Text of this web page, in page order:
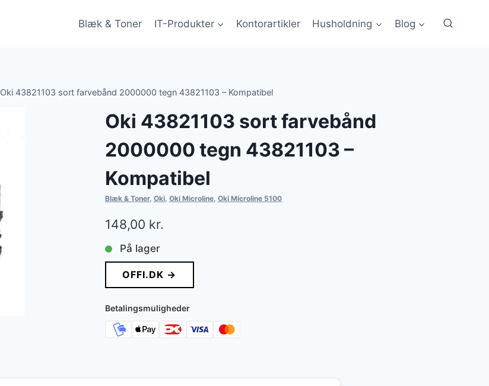
Blæk & Toner IT-Produkter Kontorartikler Husholdning Blog
Oki 43821103 sort farvebånd 2000000 tegn 43821103 – Kompatibel
Oki 43821103 sort farvebånd
2000000 tegn 43821103 –
Kompatibel
Blæk & Toner, Oki, Oki Microline, Oki Microline 5100
148,00 kr.
På lager
OFFI.DK →
Betalingsmuligheder